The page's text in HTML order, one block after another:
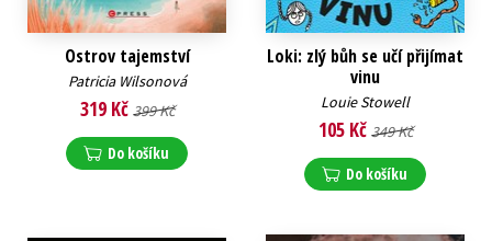
Ostrov tajemství
Patricia Wilsonová
319 Kč 399 Kč
Do košíku
Loki: zlý bůh se učí přijímat
vinu
Louie Stowell
105 Kč 349 Kč
Do košíku